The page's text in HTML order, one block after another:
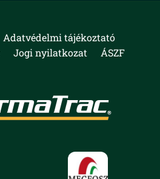
Adatvédelmi tájékoztató
Jogi nyilatkozat ÁSZF